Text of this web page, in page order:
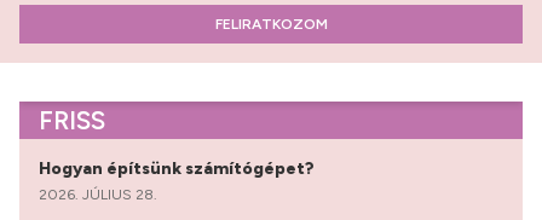
FELIRATKOZOM
FRISS
Hogyan építsünk számítógépet?
2026. JÚLIUS 28.